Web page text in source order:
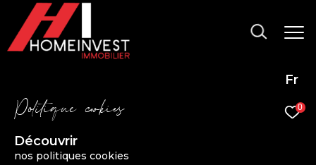
Fr
0
Poiique cokie
Découvrir
nos politiques cookies